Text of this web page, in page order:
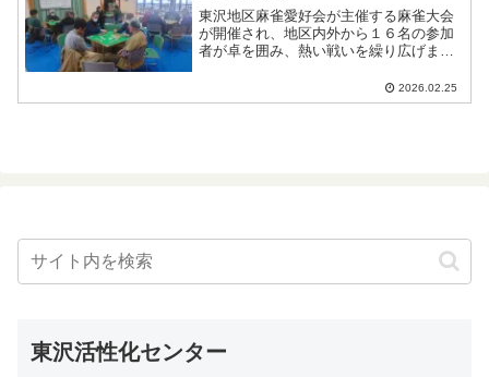
東沢地区麻雀愛好会が主催する麻雀大会
が開催され、地区内外から１６名の参加
者が卓を囲み、熱い戦いを繰り広げまし
のみなさんでしたが、対局するにつれて
真剣なまなざしながらも会話や冗談を交
2026.02.25
東沢活性化センター